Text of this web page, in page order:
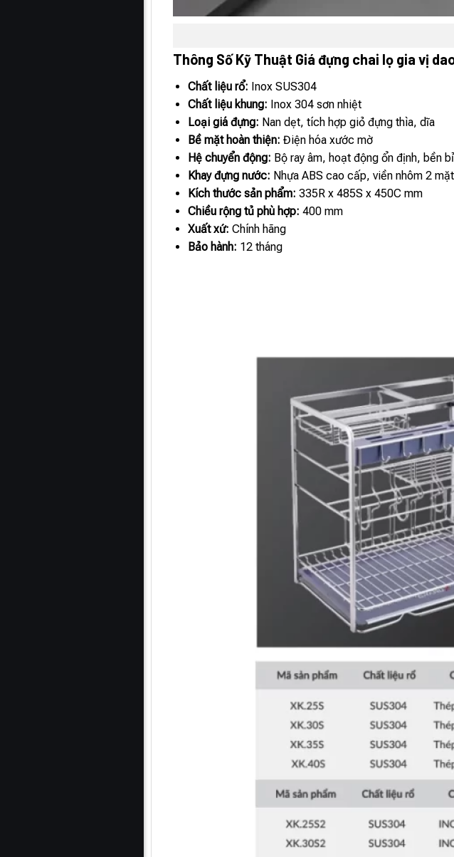
Thông Số Kỹ Thuật Giá đựng chai lọ gia vị
Chất liệu rổ: Inox SUS304
Chất liệu khung: Inox 304 sơn nhiệt
Loại giá đựng: Nan dẹt, tích hợp giỏ đựng thìa, dĩa
Bề mặt hoàn thiện: Điện hóa xước mờ
Hệ chuyển động: Bộ ray âm, hoạt động ổn định, bền bỉ
Khay đựng nước: Nhựa ABS cao cấp, viền nhôm 2
Kích thước sản phẩm: 335R x 485S x 450C mm
Chiều rộng tủ phù hợp: 400 mm
Xuất xứ: Chính hãng
Bảo hành: 12 tháng